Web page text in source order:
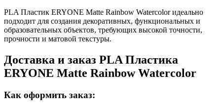
PLA Пластик ERYONE Matte Rainbow Watercolor идеально
подходит для создания декоративных, функциональных и
образовательных объектов, требующих высокой точности,
прочности и матовой текстуры.
Доставка и заказ PLA Пластика
ERYONE Matte Rainbow Watercolor
Как оформить заказ: